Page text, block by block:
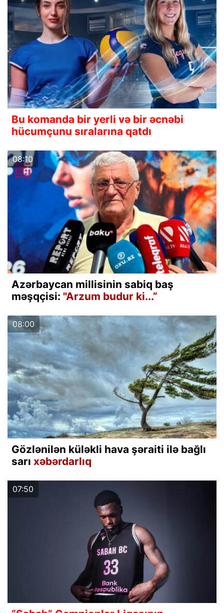
Bu komanda bir yerli və bir əcnəbi
hücumçunu sıralarına qatdı
08:10
Azərbaycan millisinin sabiq baş
məşqçisi: "Arzum budur ki...”
08:00
Gözlənilən küləkli hava şəraiti ilə bağlı
sarı xəbərdarlıq
07:50